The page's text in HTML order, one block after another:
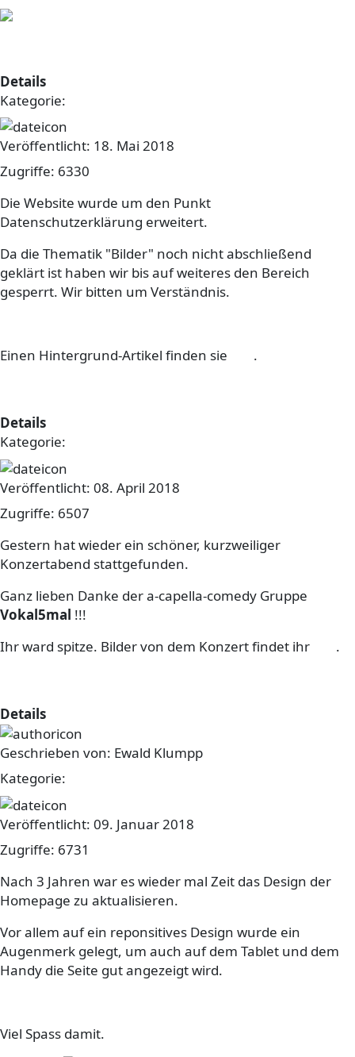
Details
Kategorie:
Veröffentlicht: 18. Mai 2018
Zugriffe: 6330
Die Website wurde um den Punkt
Datenschutzerklärung erweitert.
Da die Thematik "Bilder" noch nicht abschließend
geklärt ist haben wir bis auf weiteres den Bereich
gesperrt. Wir bitten um Verständnis.
Einen Hintergrund-Artikel finden sie .
Details
Kategorie:
Veröffentlicht: 08. April 2018
Zugriffe: 6507
Gestern hat wieder ein schöner, kurzweiliger
Konzertabend stattgefunden.
Ganz lieben Danke der a-capella-comedy Gruppe
Vokal5mal !!!
Ihr ward spitze. Bilder von dem Konzert findet ihr
.
Details
Geschrieben von: Ewald Klumpp
Kategorie:
Veröffentlicht: 09. Januar 2018
Zugriffe: 6731
Nach 3 Jahren war es wieder mal Zeit das Design der
Homepage zu aktualisieren.
Vor allem auf ein reponsitives Design wurde ein
Augenmerk gelegt, um auch auf dem Tablet und dem
Handy die Seite gut angezeigt wird.
Viel Spass damit.